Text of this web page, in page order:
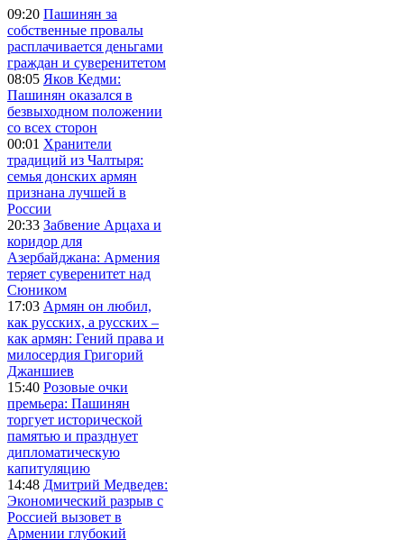
09:20 Пашинян за
собственные провалы
расплачивается деньгами
граждан и суверенитетом
08:05 Яков Кедми:
Пашинян оказался в
безвыходном положении
со всех сторон
00:01 Хранители
традиций из Чалтыря:
семья донских армян
признана лучшей в
России
20:33 Забвение Арцаха и
коридор для
Азербайджана: Армения
теряет суверенитет над
Сюником
17:03 Армян он любил,
как русских, а русских –
как армян: Гений права и
милосердия Григорий
Джаншиев
15:40 Розовые очки
премьера: Пашинян
торгует исторической
памятью и празднует
дипломатическую
капитуляцию
14:48 Дмитрий Медведев:
Экономический разрыв с
Россией вызовет в
Армении глубокий